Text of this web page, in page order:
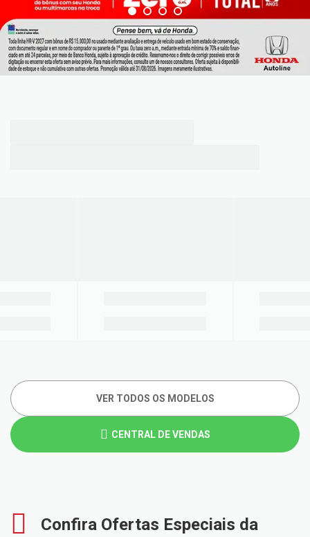
VER TODOS OS MODELOS
CENTRAL DE VENDAS
Confira Ofertas Especiais da